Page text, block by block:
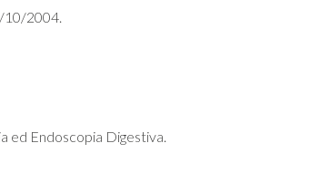
10/2004.
ed Endoscopia Digestiva.